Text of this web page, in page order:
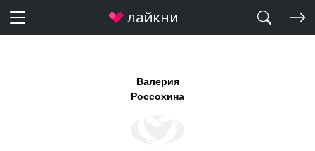
Валерия
Россохина